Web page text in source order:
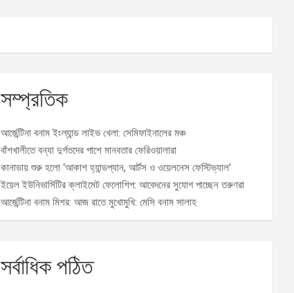
সম্প্রতিক
আর্জেন্টিনা বনাম ইংল্যান্ড লাইভ খেলা: সেমিফাইনালের মঞ্চ
বাঁশখালীতে বন্যা দুর্গতদের পাশে মানবতার ফেরিওয়ালারা
কানাডায় শুরু হলো ‘আকাশ হ্যান্ডপ্যান, আর্টস ও ওয়েলনেস ফেস্টিভ্যাল’
ইয়েল ইউনিভার্সিটির ক্লাইমেট ফেলোশিপ: আবেদনের সুযোগ পাচ্ছেন তরুণরা
আর্জেন্টিনা বনাম মিশর: আজ রাতে মুখোমুখি: মেসি বনাম সালাহ
সর্বাধিক পঠিত